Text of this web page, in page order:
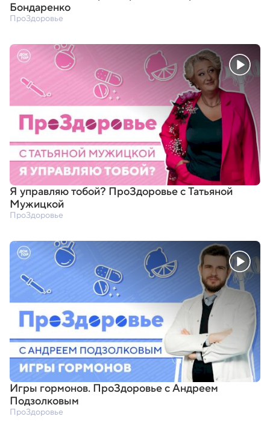
Бондаренко
ПроЗдоровье
Я управляю тобой? ПроЗдоровье с Татьяной
Мужицкой
ПроЗдоровье
Игры гормонов. ПроЗдоровье с Андреем
Подзолковым
ПроЗдоровье